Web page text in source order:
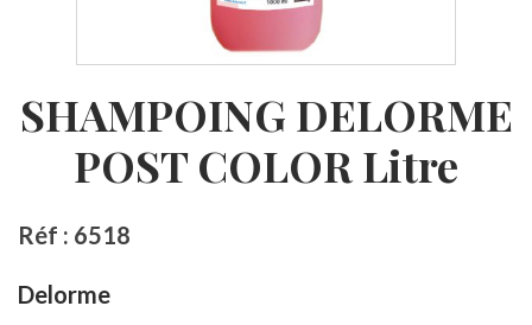
SHAMPOING DELORME
POST COLOR Litre
Réf : 6518
Delorme